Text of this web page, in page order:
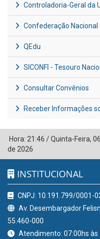
Controladoria-Geral da
Confederação Nacional
QEdu
SICONFI - Tesouro
Consultar Convênios
Receber Informações
Hora: 21:46 /Quinta-Feira,
de 2026
INSTITUCIONAL
CNPJ: 10.191.799/0001-
Av. Desembargador
55.460-000
Atendimento: 07:00hs às